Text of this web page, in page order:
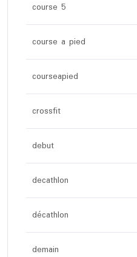
course 5
course a pied
courseapied
crossfit
debut
decathlon
décathlon
demain